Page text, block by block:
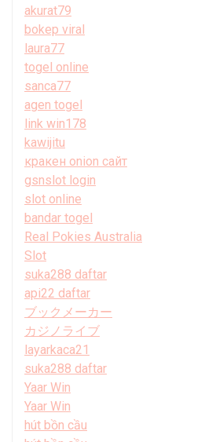
akurat79
bokep viral
laura77
togel online
sanca77
agen togel
link win178
kawijitu
кракен onion сайт
gsnslot login
slot online
bandar togel
Real Pokies Australia
Slot
suka288 daftar
api22 daftar
ブックメーカー
カジノライブ
layarkaca21
suka288 daftar
Yaar Win
Yaar Win
hút bồn cầu